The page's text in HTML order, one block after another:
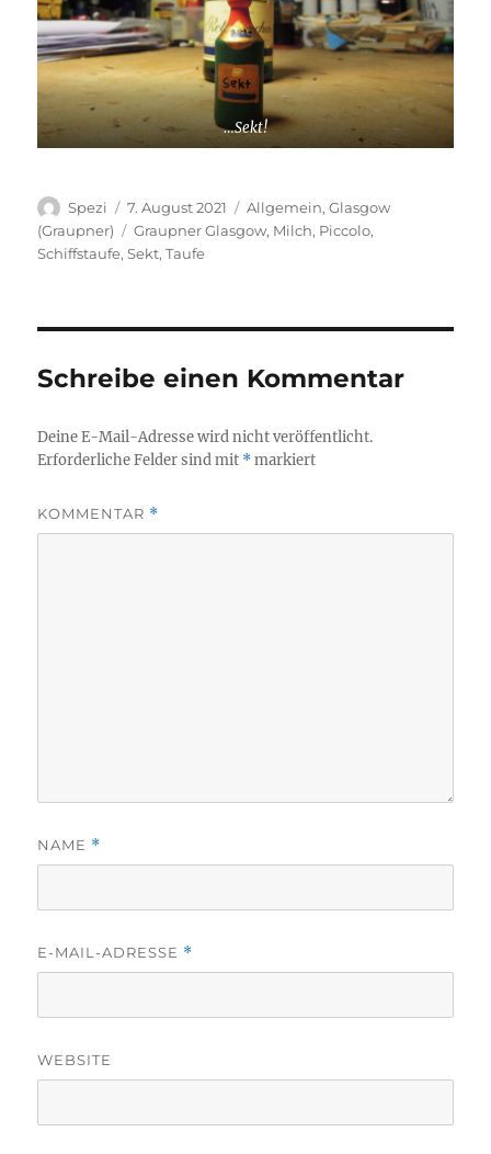
…Sekt!
Autor
Spezi
Veröffentlicht
am
7. August 2021 Kategorien
Allgemein,Glasgow
(Graupner)
Schlagwörter
Graupner Glasgow, Milch, Piccolo,
Schiffstaufe,Sekt,Taufe
Schreibe einen Kommentar
Deine E-Mail-Adresse wird nicht veröffentlicht.
Erforderliche Felder sind mit *markiert
KOMMENTAR *
NAME *
E-MAIL-ADRESSE *
WEBSITE